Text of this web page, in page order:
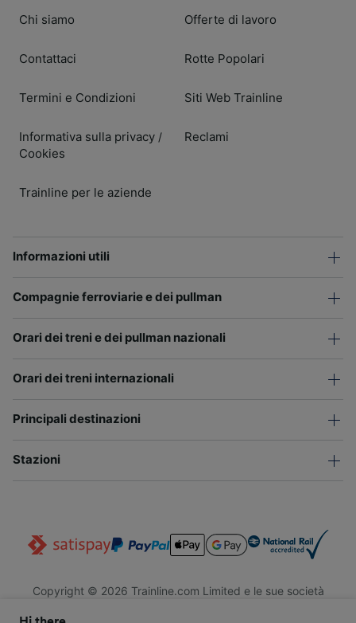
Chi siamo
Contattaci
Termini e Condizioni
Informativa sulla privacy /
Cookies
Trainline per le aziende
Offerte di lavoro
Rotte Popolari
Siti Web Trainline
Reclami
Informazioni utili
Compagnie ferroviarie e dei pullman
Orari dei treni e dei pullman nazionali
Orari dei treni internazionali
Principali destinazioni
Stazioni
Copyright © 2026 Trainline.com Limited e le sue società